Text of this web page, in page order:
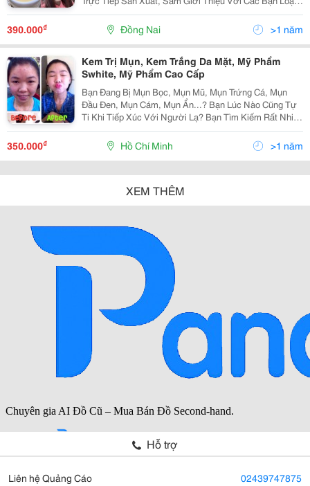
Kem Face Cho Da Mặt Nhằm Trắng Da , Dưỡng Ẩm Và
Chống Nắng. Kem Face Cao Cấp Swhite Cải T
390.000₫ Đồng Nai >1 năm
Kem Trị Mụn, Kem Trắng Da Mặt, Mỹ Phẩm
Swhite, Mỹ Phẩm Cao Cấp
Bạn Đang Bị Mụn Bọc, Mụn Mũ, Mụn Trứng Cá, Mụn
Đầu Đen, Mụn Cám, Mụn Ẩn...? Bạn Lúc Nào Cũng Tự
Ti Khi Tiếp Xúc Với Người Lạ? Bạn Tìm Kiếm Rất Nhiều
Phương Pháp Trị Mụn Nhưng Không Hiệu Quả? Bạn
Đang Cần 1 Loại Trị Mụn Từ Thiên Nhiên, Trị Mụn Tận
350.000₫ Hồ Chí Minh >1 năm
XEM THÊM
Hỗ trợ
Liên hệ Quảng Cáo 02439747875